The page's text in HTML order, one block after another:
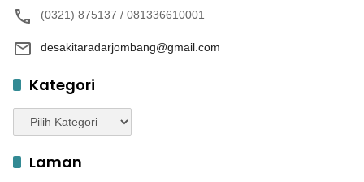
(0321) 875137 / 081336610001
desakitaradarjombang@gmail.com
Kategori
Kategori
Laman